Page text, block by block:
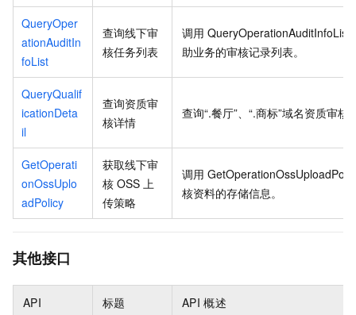
QueryOper
ationAuditIn
foList
查询线下审
核任务列表
调用 QueryOperationAuditInfoList
助业务的审核记录列表。
QueryQualif
icationDeta
il
查询资质审
核详情
查询“.餐厅”、“.商标”域名资质审核
GetOperati
onOssUplo
adPolicy
获取线下审
核 OSS 上
传策略
调用
核资料的存储信息。
其他接口
API 标题 API 概述